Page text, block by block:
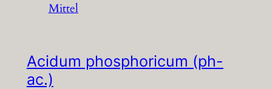
Mittel
Acidum phosphoricum (ph-
ac.)